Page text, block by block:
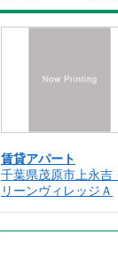
賃貸アパート
千葉県茂原市上永吉
リーンヴィレッジＡ